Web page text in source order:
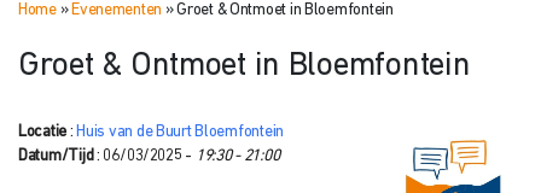
Home» Evenementen »Groet & Ontmoet in Bloemfontein
Groet & Ontmoet in Bloemfontein
Locatie : Huis van de Buurt Bloemfontein
Datum/Tijd : 06/03/2025 - 19:30 - 21:00